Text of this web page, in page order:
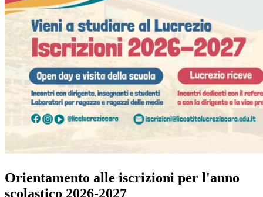
Orientamento alle iscrizioni per l'anno
scolastico 2026-2027